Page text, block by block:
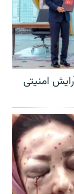
امنیتی